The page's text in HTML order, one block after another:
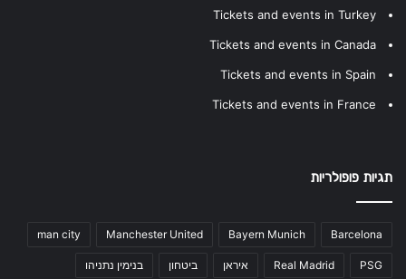
Tickets and events in Turkey
Tickets and events in Canada
Tickets and events in Spain
Tickets and events in France
תגיות פופולריות
Barcelona
Bayern Munich
Manchester United
man city
PSG
Real Madrid איראן ביטחון בנימין נתניהו